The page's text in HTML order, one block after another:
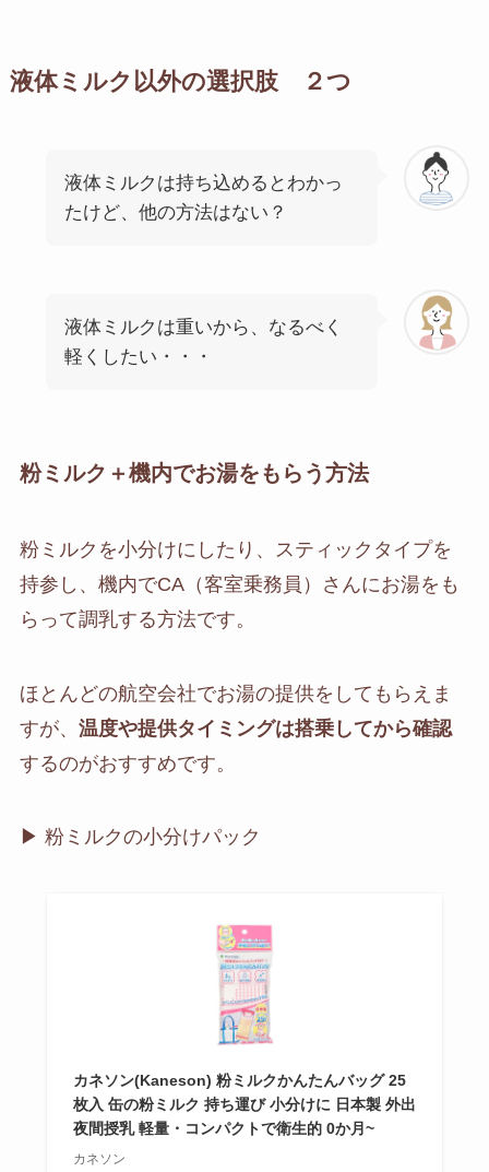
液体ミルク以外の選択肢 ２つ
液体ミルクは持ち込めるとわかっ
たけど、他の方法はない？
液体ミルクは重いから、なるべく
軽くしたい・・・
粉ミルク＋機内でお湯をもらう方法
粉ミルクを小分けにしたり、スティックタイプを
持参し、機内でCA（客室乗務員）さんにお湯をも
らって調乳する方法です。
ほとんどの航空会社でお湯の提供をしてもらえま
すが、 温度や提供タイミングは搭乗してから確認
するのがおすすめです。
▶︎ 粉ミルクの小分けパック
カネソン(Kaneson) 粉ミルクかんたんバッグ 25
枚入 缶の粉ミルク 持ち運び 小分けに 日本製 外出
夜間授乳 軽量・コンパクトで衛生的 0か月~
カネソン